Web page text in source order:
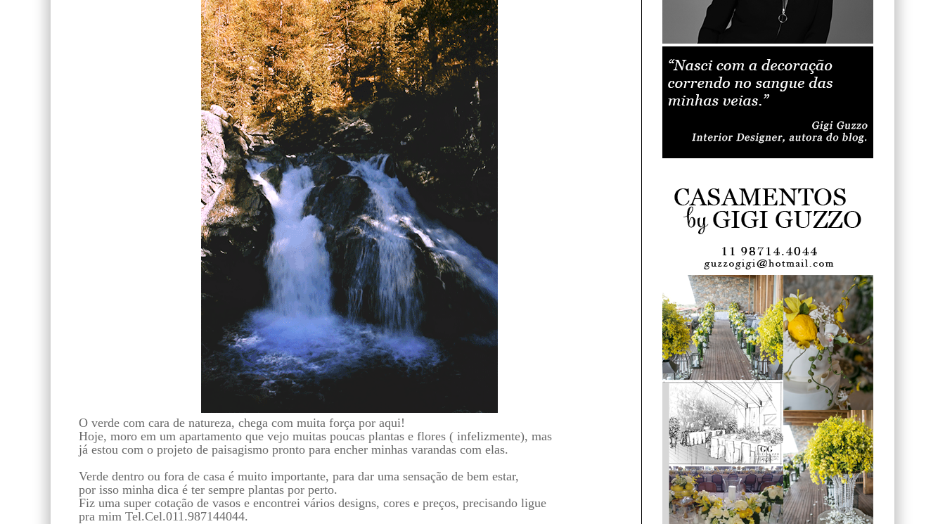
O verde com cara de natureza, chega com muita força por aqui!
Hoje, moro em um apartamento que vejo muitas poucas plantas e flores ( infelizmente), mas
já estou com o projeto de paisagismo pronto para encher minhas varandas com elas.
Verde dentro ou fora de casa é muito importante, para dar uma sensação de bem estar,
por isso minha dica é ter sempre plantas por perto.
Fiz uma super cotação de vasos e encontrei vários designs, cores e preços, precisando ligue
pra mim Tel.Cel.011.987144044.